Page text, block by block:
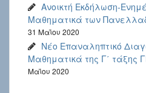
Ανοικτή Εκδήλωση-
Μαθηματικά των
31 Μαΐου 2020
Νέο Επαναληπτικό
Μαθηματικά της Γ΄ τάξης
Μαΐου 2020